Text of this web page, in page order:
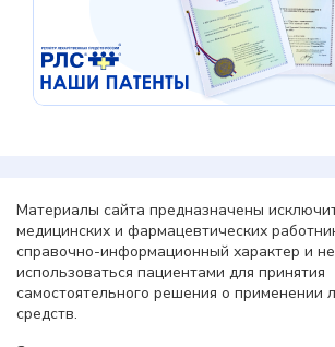
Материалы сайта предназначены
медицинских и фармацевтических
справочно-информационный характер и
использоваться пациентами для принятия
самостоятельного решения о применении
средств.